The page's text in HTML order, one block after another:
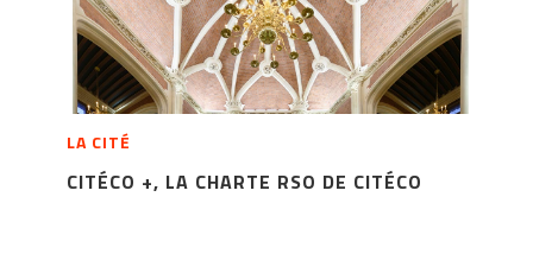
LA CITÉ
CITÉCO +, LA CHARTE RSO DE CITÉCO